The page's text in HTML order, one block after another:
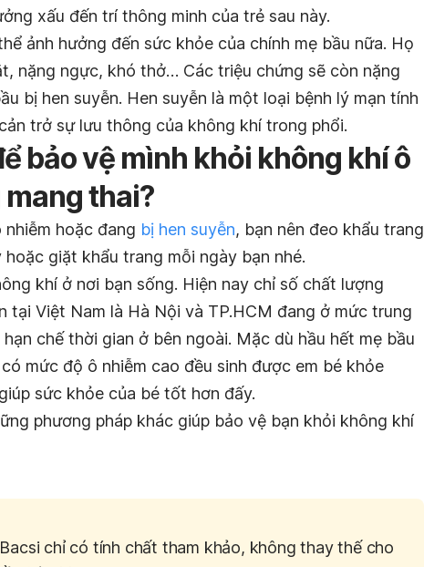
xấu đến trí thông minh của trẻ sau này.
ảnh hưởng đến sức khỏe của chính mẹ bầu nữa. Họ
nặng ngực, khó thở… Các triệu chứng sẽ còn nặng
bị hen suyễn. Hen suyễn là một loại bệnh lý mạn tính
trở sự lưu thông của không khí trong phổi.
bảo vệ mình khỏi không khí ô
thai?
hoặc đang bị hen suyễn, bạn nên đeo khẩu trang
giặt khẩu trang mỗi ngày bạn nhé.
khí ở nơi bạn sống. Hiện nay chỉ số chất lượng
tại Việt Nam là Hà Nội và TP.HCM đang ở mức trung
chế thời gian ở bên ngoài. Mặc dù hầu hết mẹ bầu
mức độ ô nhiễm cao đều sinh được em bé khỏe
sức khỏe của bé tốt hơn đấy.
phương pháp khác giúp bảo vệ bạn khỏi không khí
chỉ có tính chất tham khảo, không thay thế cho